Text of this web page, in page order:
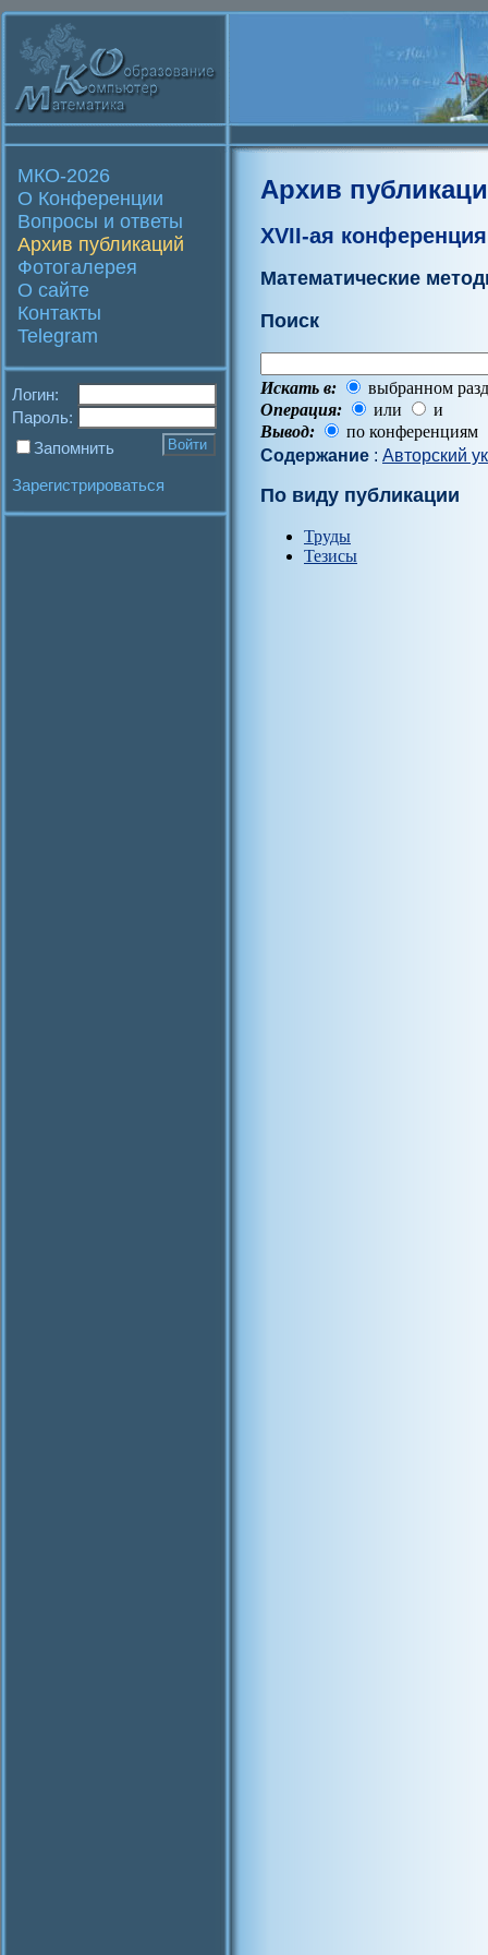
МКО-2026
О Конференции
Вопросы и ответы
Архив публикаций
Фотогалерея
О сайте
Контакты
Telegram
Логин:
Пароль:
Запомнить
Зарегистрироваться
Архив
XVII-ая конференция
Математические
Поиск
Искать в:
выбранном
Операция:
или
и
Вывод:
по конференциям
Содержание : Авторский
По виду публикации
Труды
Тезисы